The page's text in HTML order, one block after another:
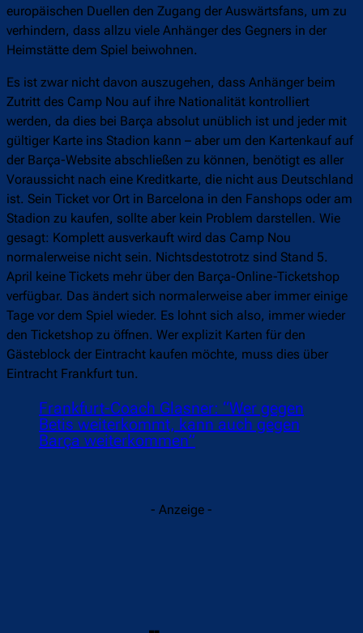
europäischen Duellen den Zugang der Auswärtsfans, um zu
verhindern, dass allzu viele Anhänger des Gegners in der
Heimstätte dem Spiel beiwohnen.
Es ist zwar nicht davon auszugehen, dass Anhänger beim
Zutritt des Camp Nou auf ihre Nationalität kontrolliert
werden, da dies bei Barça absolut unüblich ist und jeder mit
gültiger Karte ins Stadion kann – aber um den Kartenkauf auf
der Barça-Website abschließen zu können, benötigt es aller
Voraussicht nach eine Kreditkarte, die nicht aus Deutschland
ist. Sein Ticket vor Ort in Barcelona in den Fanshops oder am
Stadion zu kaufen, sollte aber kein Problem darstellen. Wie
gesagt: Komplett ausverkauft wird das Camp Nou
normalerweise nicht sein. Nichtsdestotrotz sind Stand 5.
April keine Tickets mehr über den Barça-Online-Ticketshop
verfügbar. Das ändert sich normalerweise aber immer einige
Tage vor dem Spiel wieder. Es lohnt sich also, immer wieder
den Ticketshop zu öffnen. Wer explizit Karten für den
Gästeblock der Eintracht kaufen möchte, muss dies über
Eintracht Frankfurt tun.
Frankfurt-Coach Glasner: “Wer gegen
Betis weiterkommt, kann auch gegen
Barça weiterkommen”
- Anzeige -